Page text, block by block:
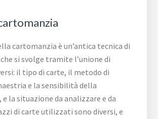
cartomanzia è un’antica tecnica di
si svolge tramite l’unione di
il tipo di carte, il metodo di
e la sensibilità della
la situazione da analizzare e da
di carte utilizzati sono diversi, e